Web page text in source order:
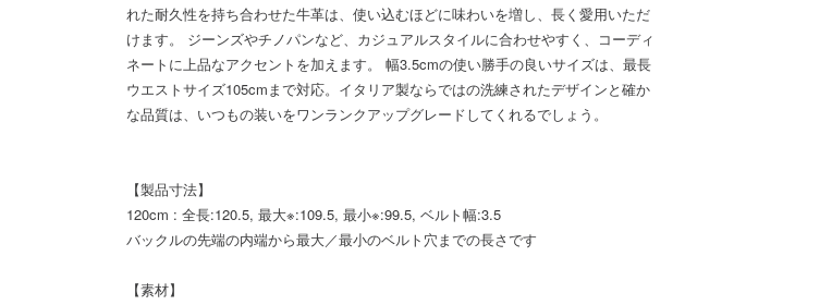
れた耐久性を持ち合わせた牛革は、使い込むほどに味わいを増し、長く愛用いただ
けます。 ジーンズやチノパンなど、カジュアルスタイルに合わせやすく、コーディ
ネートに上品なアクセントを加えます。 幅3.5cmの使い勝手の良いサイズは、最長
ウエストサイズ105cmまで対応。イタリア製ならではの洗練されたデザインと確か
な品質は、いつもの装いをワンランクアップグレードしてくれるでしょう。
【製品寸法】
120cm : 全長:120.5, 最大※:109.5, 最小※:99.5, ベルト幅:3.5
バックルの先端の内端から最大／最小のベルト穴までの長さです
【素材】